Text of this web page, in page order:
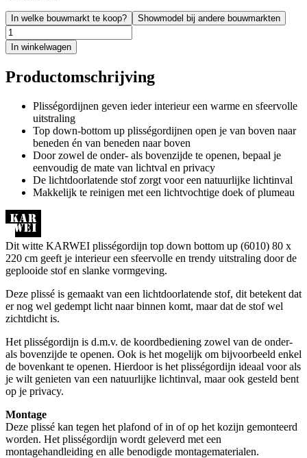
In welke bouwmarkt te koop? Showmodel bij andere bouwmarkten
In winkelwagen
Productomschrijving
Plisségordijnen geven ieder interieur een warme en sfeervolle
uitstraling
Top down-bottom up plisségordijnen open je van boven naar
beneden én van beneden naar boven
Door zowel de onder- als bovenzijde te openen, bepaal je
eenvoudig de mate van lichtval en privacy
De lichtdoorlatende stof zorgt voor een natuurlijke lichtinval
Makkelijk te reinigen met een lichtvochtige doek of plumeau
Dit witte KARWEI plisségordijn top down bottom up (6010) 80 x
220 cm geeft je interieur een sfeervolle en trendy uitstraling door de
geplooide stof en slanke vormgeving.
Deze plissé is gemaakt van een lichtdoorlatende stof, dit betekent dat
er nog wel gedempt licht naar binnen komt, maar dat de stof wel
zichtdicht is.
Het plisségordijn is d.m.v. de koordbediening zowel van de onder-
als bovenzijde te openen. Ook is het mogelijk om bijvoorbeeld enkel
de bovenkant te openen. Hierdoor is het plisségordijn ideaal voor als
je wilt genieten van een natuurlijke lichtinval, maar ook gesteld bent
op je privacy.
Montage
Deze plissé kan tegen het plafond of in of op het kozijn gemonteerd
worden. Het plisségordijn wordt geleverd met een
montagehandleiding en alle benodigde montagematerialen.